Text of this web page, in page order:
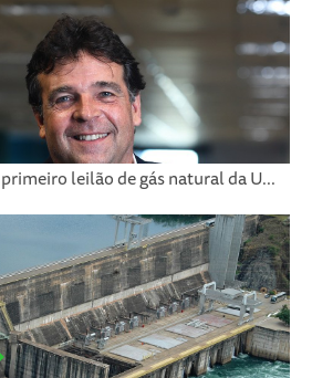
leilão de gás natural da U...